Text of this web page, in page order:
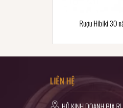
Rượu Hibiki 30
LIÊN HỆ